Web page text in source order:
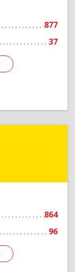
877
37
864
96
пр-кт,